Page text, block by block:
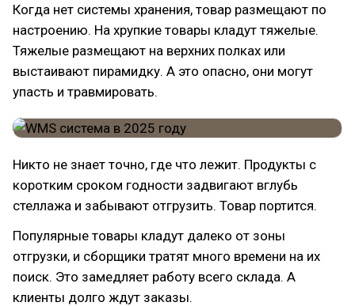
Когда нет системы хранения, товар размещают по
настроению. На хрупкие товары кладут тяжелые.
Тяжелые размещают на верхних полках или
выстаивают пирамидку. А это опасно, они могут
упасть и травмировать.
Никто не знает точно, где что лежит. Продукты с
коротким сроком годности задвигают вглубь
стеллажа и забывают отгрузить. Товар портится.
Популярные товары кладут далеко от зоны
отгрузки, и сборщики тратят много времени на их
поиск. Это замедляет работу всего склада. А
клиенты долго ждут заказы.